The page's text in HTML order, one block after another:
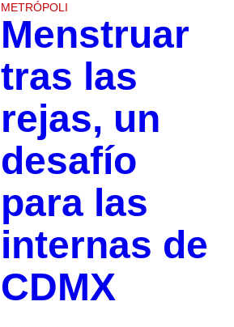
METRÓPOLI
Menstruar
tras las
rejas, un
desafío
para las
internas de
CDMX